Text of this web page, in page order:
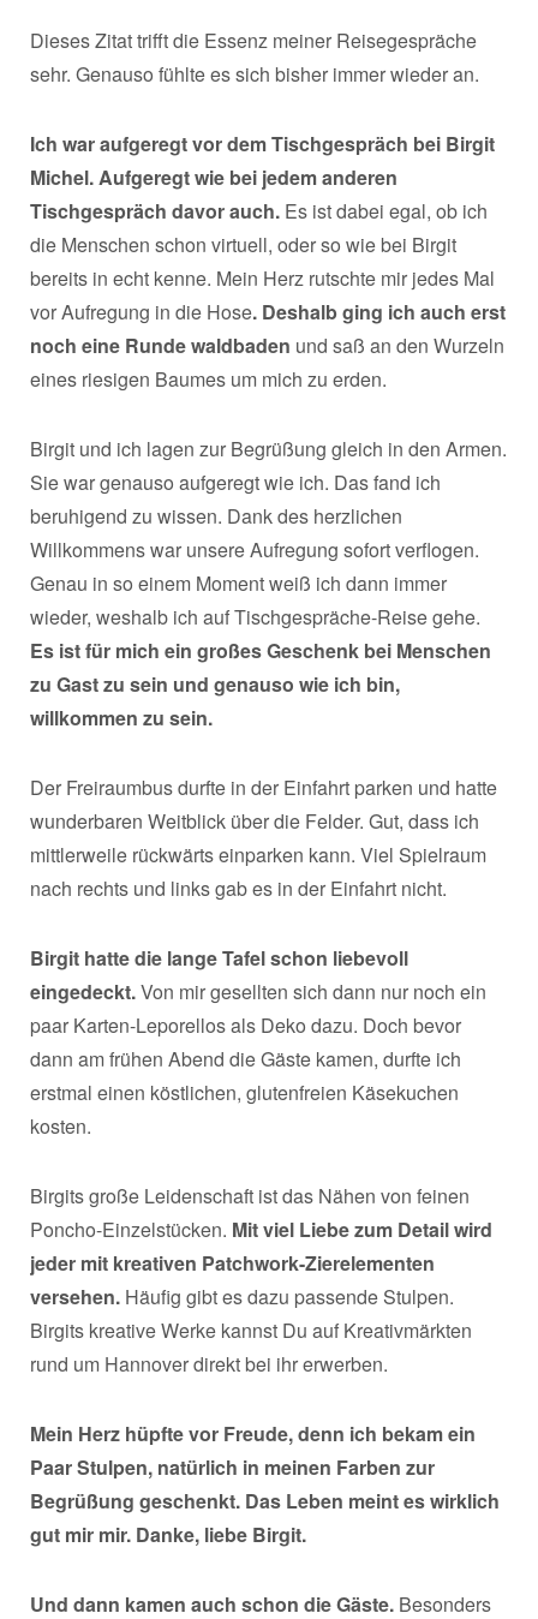
Dieses Zitat trifft die Essenz meiner Reisegespräche
sehr. Genauso fühlte es sich bisher immer wieder an.
Ich war aufgeregt vor dem Tischgespräch bei Birgit
Michel. Aufgeregt wie bei jedem anderen
Tischgespräch davor auch. Es ist dabei egal, ob ich
die Menschen schon virtuell, oder so wie bei Birgit
bereits in echt kenne. Mein Herz rutschte mir jedes Mal
vor Aufregung in die Hose. Deshalb ging ich auch erst
noch eine Runde waldbaden und saß an den Wurzeln
eines riesigen Baumes um mich zu erden.
Birgit und ich lagen zur Begrüßung gleich in den Armen.
Sie war genauso aufgeregt wie ich. Das fand ich
beruhigend zu wissen. Dank des herzlichen
Willkommens war unsere Aufregung sofort verflogen.
Genau in so einem Moment weiß ich dann immer
wieder, weshalb ich auf Tischgespräche-Reise gehe.
Es ist für mich ein großes Geschenk bei Menschen
zu Gast zu sein und genauso wie ich bin,
willkommen zu sein.
Der Freiraumbus durfte in der Einfahrt parken und hatte
wunderbaren Weitblick über die Felder. Gut, dass ich
mittlerweile rückwärts einparken kann. Viel Spielraum
nach rechts und links gab es in der Einfahrt nicht.
Birgit hatte die lange Tafel schon liebevoll
eingedeckt.Von mir gesellten sich dann nur noch ein
paar Karten-Leporellos als Deko dazu. Doch bevor
dann am frühen Abend die Gäste kamen, durfte ich
erstmal einen köstlichen, glutenfreien Käsekuchen
kosten.
Birgits große Leidenschaft ist das Nähen von feinen
Poncho-Einzelstücken. Mit viel Liebe zum Detail wird
jeder mit kreativen Patchwork-Zierelementen
versehen. Häufig gibt es dazu passende Stulpen.
Birgits kreative Werke kannst Du auf Kreativmärkten
rund um Hannover direkt bei ihr erwerben.
Mein Herz hüpfte vor Freude, denn ich bekam ein
Paar Stulpen, natürlich in meinen Farben zur
Begrüßung geschenkt. Das Leben meint es wirklich
gut mir mir. Danke, liebe Birgit.
Und dann kamen auch schon die Gäste. Besonders